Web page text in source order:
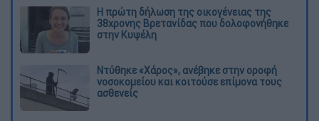
Η πρώτη δήλωση της οικογένειας της
38χρονης Βρετανίδας που δολοφονήθηκε
στην Κυψέλη
Ντύθηκε «Χάρος», ανέβηκε στην οροφή
νοσοκομείου και κοιτούσε επίμονα τους
ασθενείς